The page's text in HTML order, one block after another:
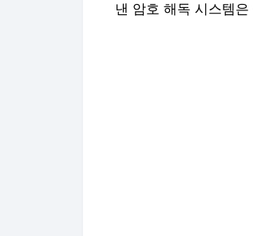
낸 암호 해독 시스템